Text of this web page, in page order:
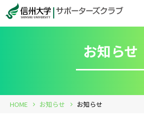
お知らせ
HOME お知らせ お知らせ